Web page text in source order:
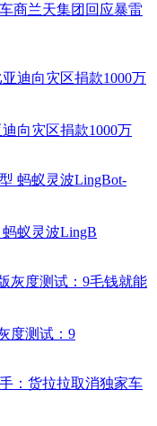
商兰天集团回应暴雷
向灾区捐款1000万
蚁灵波LingB
度测试：9